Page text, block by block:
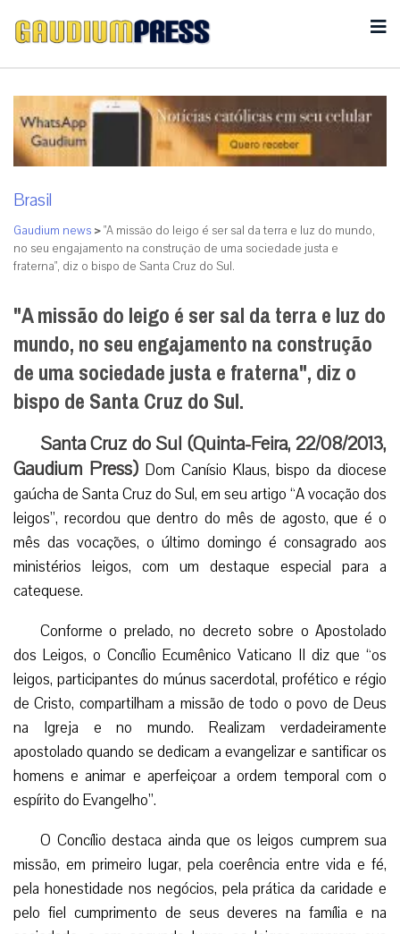
Brasil
Gaudium news >"A missão do leigo é ser sal da terra e luz do mundo,
no seu engajamento na construção de uma sociedade justa e
fraterna", diz o bispo de Santa Cruz do Sul.
"A missão do leigo é ser sal da terra e luz do
mundo, no seu engajamento na construção
de uma sociedade justa e fraterna", diz o
bispo de Santa Cruz do Sul.
Santa Cruz do Sul (Quinta-Feira, 22/08/2013,
Gaudium Press) Dom Canísio Klaus, bispo da diocese
gaúcha de Santa Cruz do Sul, em seu artigo “A vocação dos
leigos”, recordou que dentro do mês de agosto, que é o
mês das vocações, o último domingo é consagrado aos
ministérios leigos, com um destaque especial para a
catequese.
Conforme o prelado, no decreto sobre o Apostolado
dos Leigos, o Concílio Ecumênico Vaticano II diz que “os
leigos, participantes do múnus sacerdotal, profético e régio
de Cristo, compartilham a missão de todo o povo de Deus
na Igreja e no mundo. Realizam verdadeiramente
apostolado quando se dedicam a evangelizar e santificar os
homens e animar e aperfeiçoar a ordem temporal com o
espírito do Evangelho”.
O Concílio destaca ainda que os leigos cumprem sua
missão, em primeiro lugar, pela coerência entre vida e fé,
pela honestidade nos negócios, pela prática da caridade e
pelo fiel cumprimento de seus deveres na família e na